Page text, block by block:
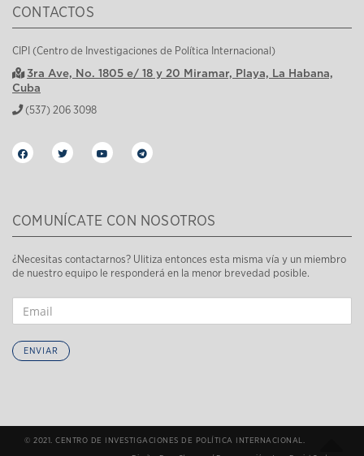
CONTACTOS
CIPI (Centro de Investigaciones de Política Internacional)
3ra Ave, No. 1805 e/ 18 y 20 Miramar, Playa, La Habana,
Cuba
(537) 206 3098
COMUNÍCATE CON NOSOTROS
¿Necesitas contactarnos? Ulitiza entonces esta misma vía y un miembro
de nuestro equipo le responderá en la menor brevedad posible.
ENVIAR
© 2021. CENTRO DE INVESTIGACIONES DE POLÍTICA INTERNACIONAL.